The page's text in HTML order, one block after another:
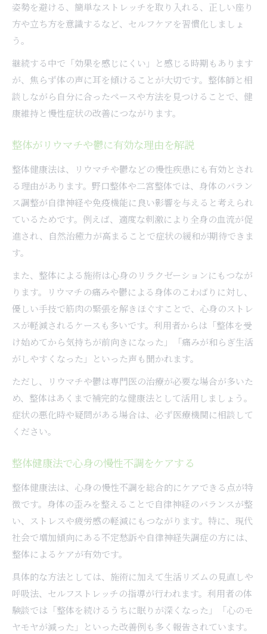
姿勢を避ける、簡単なストレッチを取り入れる、正しい座り
方や立ち方を意識するなど、セルフケアを習慣化しましょ
う。
継続する中で「効果を感じにくい」と感じる時期もあります
が、焦らず体の声に耳を傾けることが大切です。整体師と相
談しながら自分に合ったペースや方法を見つけることで、健
康維持と慢性症状の改善につながります。
整体がリウマチや鬱に有効な理由を解説
整体健康法は、リウマチや鬱などの慢性疾患にも有効とされ
る理由があります。野口整体や二宮整体では、身体のバラン
ス調整が自律神経や免疫機能に良い影響を与えると考えられ
ているためです。例えば、適度な刺激により全身の血流が促
進され、自然治癒力が高まることで症状の緩和が期待できま
す。
また、整体による施術は心身のリラクゼーションにもつなが
ります。リウマチの痛みや鬱による身体のこわばりに対し、
優しい手技で筋肉の緊張を解きほぐすことで、心身のストレ
スが軽減されるケースも多いです。利用者からは「整体を受
け始めてから気持ちが前向きになった」「痛みが和らぎ生活
がしやすくなった」といった声も聞かれます。
ただし、リウマチや鬱は専門医の治療が必要な場合が多いた
め、整体はあくまで補完的な健康法として活用しましょう。
症状の悪化時や疑問がある場合は、必ず医療機関に相談して
ください。
整体健康法で心身の慢性不調をケアする
整体健康法は、心身の慢性不調を総合的にケアできる点が特
徴です。身体の歪みを整えることで自律神経のバランスが整
い、ストレスや疲労感の軽減にもつながります。特に、現代
社会で増加傾向にある不定愁訴や自律神経失調症の方には、
整体によるケアが有効です。
具体的な方法としては、施術に加えて生活リズムの見直しや
呼吸法、セルフストレッチの指導が行われます。利用者の体
験談では「整体を続けるうちに眠りが深くなった」「心のモ
ヤモヤが減った」といった改善例も多く報告されています。